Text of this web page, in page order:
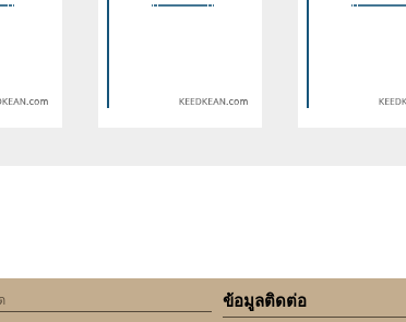
include/article/show.php
ป็นเจ้าสาว (
/home/keedkean/domains/keedkean.com/
DTTC โคลต์นักสืบมัธยม
/home/
SAENRAK แสน
ข้อมูลติดต่อ